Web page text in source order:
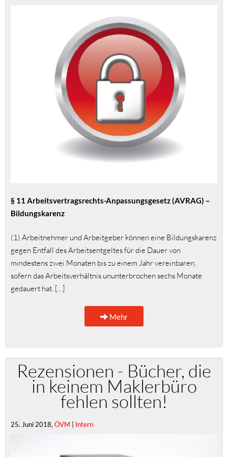
§ 11 Arbeitsvertragsrechts-Anpassungsgesetz (AVRAG) –
Bildungskarenz
(1) Arbeitnehmer und Arbeitgeber können eine Bildungskarenz
gegen Entfall des Arbeitsentgeltes für die Dauer von
mindestens zwei Monaten bis zu einem Jahr vereinbaren,
sofern das Arbeitsverhältnis ununterbrochen sechs Monate
gedauert hat. […]
Mehr
Rezensionen - Bücher, die
in keinem Maklerbüro
fehlen sollten!
25. Juni 2018, ÖVM | Intern